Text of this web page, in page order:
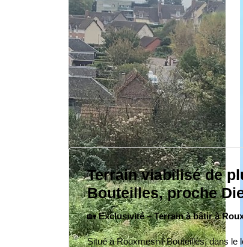
Terrain viabilisé de
Bouteilles, proche
🏡 Exclusivité – Terrain à bâtir à
Situé àRouxmesnil-Bouteilles, dans le